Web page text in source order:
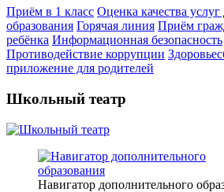
Приём в 1 класс Оценка качества
образования Горячая линия Приём
ребёнка Информационная безопасность
Противодействие коррупции
приложение для родителей
Школьный театр
Навигатор дополнительного